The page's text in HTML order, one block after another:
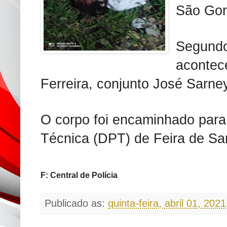
São
Ferreira, conjunto José
O corpo foi encaminhado
Técnica (DPT) de Feira de
F: Central de Polícia
Publicado as: quinta-feira, abril 01, 2021